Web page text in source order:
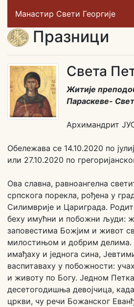
Манастир Свети Георгије
Празници
Света
Житије
Параскеве-
Архимандрит
Обележава се 14.10.2020 по
или 27.10.2020 по
Ова славна, равноангелна
српскога порекла, рођена у
Силимврије и Цариграда.
беху имућни и побожни људи:
заповестима Божјим и живот
милостињом и добрим делима.
имађаху и једнога сина,
васпитаваху у побожности:
и животу по Богу. Једном
десетогодишња девојчица,
цркви, чу речи Божанског